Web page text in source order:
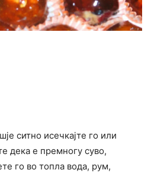
ситно исечкајте го или
дека е премногу суво,
го во топла вода, рум,